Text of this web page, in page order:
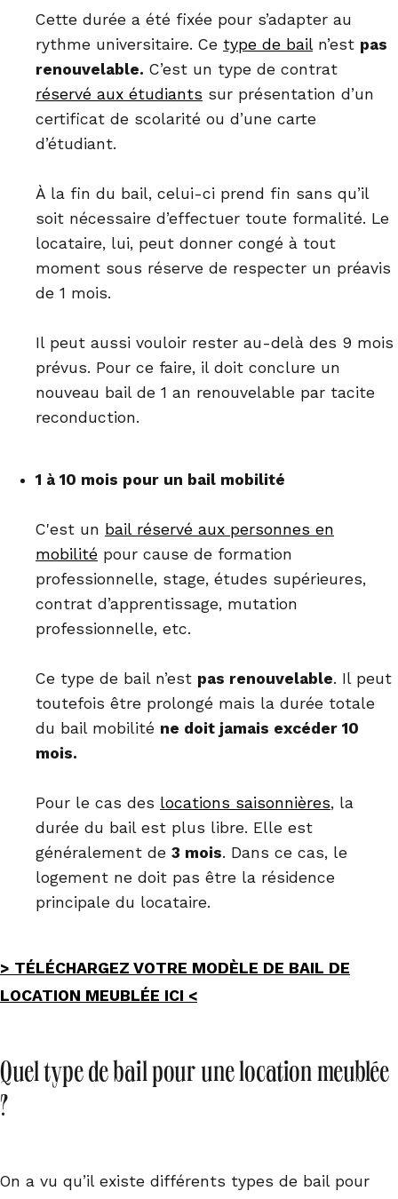
Cette durée a été fixée pour s’adapter au
rythme universitaire. Ce type de bailn’est pas
renouvelable. C’est un type de contrat
réservé aux étudiants sur présentation d’un
certificat de scolarité ou d’une carte
d’étudiant.
À la fin du bail, celui-ci prend fin sans qu’il
soit nécessaire d’effectuer toute formalité. Le
locataire, lui, peut donner congé à tout
moment sous réserve de respecter un préavis
de 1 mois.
Il peut aussi vouloir rester au-delà des 9 mois
prévus. Pour ce faire, il doit conclure un
nouveau bail de 1 an renouvelable par tacite
reconduction.
1 à 10 mois pour un bail mobilité
C'est un bail réservé aux personnes en
mobilité pour cause de formation
professionnelle, stage, études supérieures,
contrat d’apprentissage, mutation
professionnelle, etc.
Ce type de bail n’est pas renouvelable. Il peut
toutefois être prolongé mais la durée totale
du bail mobilité ne doit jamais excéder 10
mois.
Pour le cas des locations saisonnières, la
durée du bail est plus libre. Elle est
généralement de 3 mois. Dans ce cas, le
logement ne doit pas être la résidence
principale du locataire.
> TÉLÉCHARGEZ VOTRE MODÈLE DE BAIL DE
LOCATION MEUBLÉE ICI <
Quel type de bail pour une location meublée
?
On a vu qu’il existe différents types de bail pour